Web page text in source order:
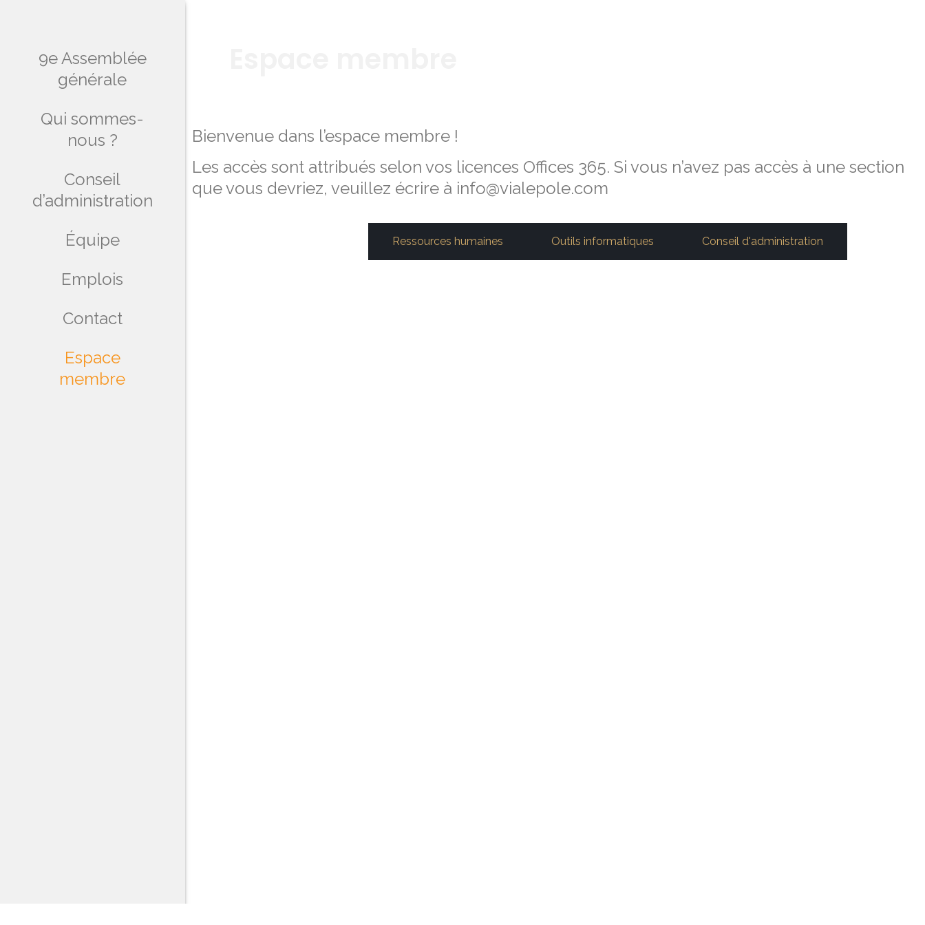
9e Assemblée
générale
Qui sommes-
nous ?
Conseil
d’administration
Équipe
Emplois
Contact
Espace
membre
Bienvenue dans l’espace membre !
Les accès sont attribués selon vos licences Offices 365. Si vous n’avez pas accès à une section
que vous devriez, veuillez écrire à info@vialepole.com
Ressources humaines Outils informatiques Conseil d'administration